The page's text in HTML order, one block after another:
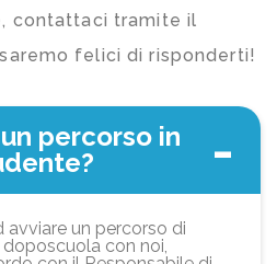
contattaci tramite il
felici di risponderti!
percorso in
avviare un percorso di
con noi,